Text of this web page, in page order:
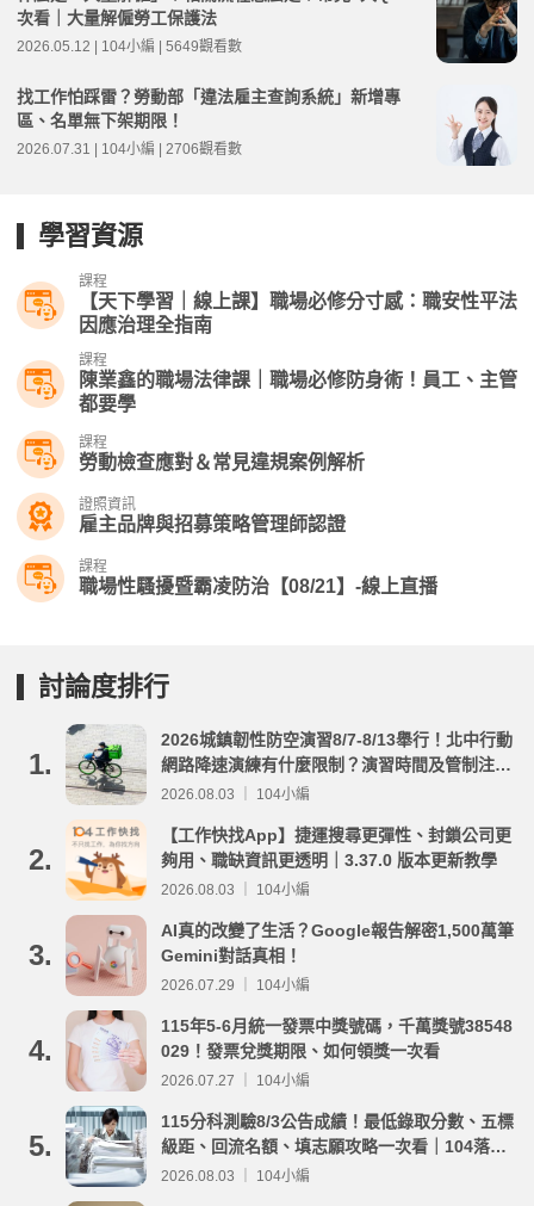
次看｜大量解僱勞工保護法
2026.05.12 | 104小編 | 5649觀看數
找工作怕踩雷？勞動部「違法雇主查詢系統」新增專
區、名單無下架期限！
2026.07.31 | 104小編 | 2706觀看數
學習資源
課程
【天下學習｜線上課】職場必修分寸感：職安性平法
因應治理全指南
課程
陳業鑫的職場法律課｜職場必修防身術！員工、主管
都要學
課程
勞動檢查應對＆常見違規案例解析
證照資訊
雇主品牌與招募策略管理師認證
課程
職場性騷擾暨霸凌防治【08/21】-線上直播
討論度排行
1.
2026城鎮韌性防空演習8/7-8/13舉行！北中行動
網路降速演練有什麼限制？演習時間及管制注意
事項整理
2026.08.03 ｜ 104小編
2.
【工作快找App】捷運搜尋更彈性、封鎖公司更
夠用、職缺資訊更透明｜3.37.0 版本更新教學
2026.08.03 ｜ 104小編
3.
AI真的改變了生活？Google報告解密1,500萬筆
Gemini對話真相！
2026.07.29 ｜ 104小編
4.
115年5-6月統一發票中獎號碼，千萬獎號38548
029！發票兌獎期限、如何領獎一次看
2026.07.27 ｜ 104小編
5.
115分科測驗8/3公告成績！最低錄取分數、五標
級距、回流名額、填志願攻略一次看｜104落點
分析
2026.08.03 ｜ 104小編